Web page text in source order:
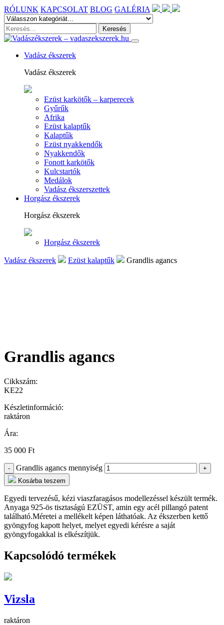
RÓLUNK KAPCSOLAT BLOG GALÉRIA
Vadász ékszerek
Vadász ékszerek
Ezüst karkötők – karperecek
Gyűrűk
Afrika
Ezüst kalaptűk
Kalaptűk
Ezüst nyakkendők
Nyakkendők
Fonott karkötők
Kulcstartók
Medálok
Vadász ékszerszettek
Horgász ékszerek
Horgász ékszerek
Horgász ékszerek
Vadász ékszerek Ezüst kalaptűk Grandlis agancs
Grandlis agancs
Cikkszám:
KE22
Készletinformáció:
raktáron
Ára:
35 000 Ft
- Grandlis agancs mennyiség
+
Kosárba teszem
Egyedi tervezésű, kézi viaszfaragásos modellezéssel készült termék.
Anyaga 925-ös tisztaságú EZÜST, amin egy acél pillangó patent
található.Méretei a mellékelt képen láthatóak. Az ékszerben kettő
gyöngyfog kapott helyet, melyet egyedi kérésre a saját
gyöngyfogakkal is elkészítjük.
Kapcsolódó termékek
Vizsla
raktáron